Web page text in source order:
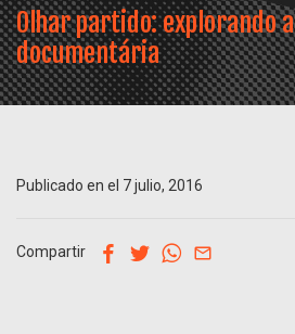
Olhar partido: explorando
documentária
Publicado en el 7 julio, 2016
Compartir facebook
twitterwhatsapp